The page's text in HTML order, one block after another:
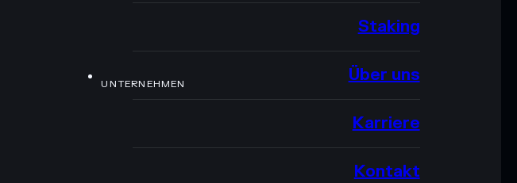
Staking
UNTERNEHMEN Über uns
Karriere
Kontakt